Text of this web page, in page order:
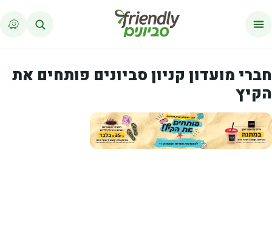
חברי מועדון קניון סביונים פותחים את
הקיץ